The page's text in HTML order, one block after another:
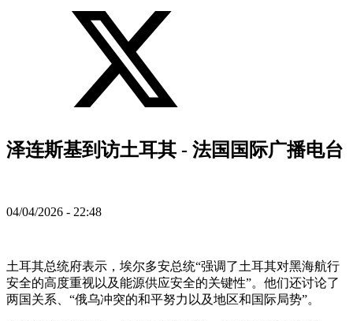
泽连斯基到访土耳其 - 法国国际广播电台
04/04/2026 - 22:48
土耳其总统府表示，埃尔多安总统“强调了土耳其对黑海航行
安全的高度重视以及能源供应安全的关键性”。他们还讨论了
两国关系、“俄乌冲突的和平努力以及地区和国际局势”。